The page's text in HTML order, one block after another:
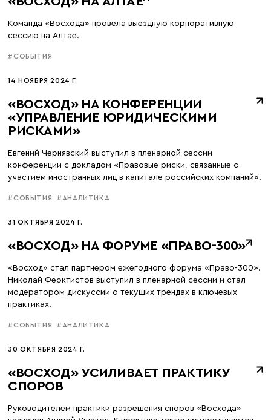
Команда «Восхода» провела выездную корпоративную
сессию на Алтае.
#СОБЫТИЯ
14 НОЯБРЯ 2024 Г.
«ВОСХОД» НА КОНФЕРЕНЦИИ
«УПРАВЛЕНИЕ ЮРИДИЧЕСКИМИ
РИСКАМИ»
Евгений Чернявский выступил в пленарной сессии
конференции с докладом «Правовые риски, связанные с
участием иностранных лиц в капитале российских компаний».
#СОБЫТИЯ #АНАЛИТИКА
31 ОКТЯБРЯ 2024 Г.
«ВОСХОД» НА ФОРУМЕ «ПРАВО-300»
«Восход» стал партнером ежегодного форума «Право-300».
Николай Феоктистов выступил в пленарной сессии и стал
модератором дискуссии о текущих трендах в ключевых
практиках.
#СОБЫТИЯ #АНАЛИТИКА
30 ОКТЯБРЯ 2024 Г.
«ВОСХОД» УСИЛИВАЕТ ПРАКТИКУ
СПОРОВ
Руководителем практики разрешения споров «Восхода»